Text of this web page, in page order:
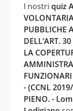
I nostri quiz
PUBBLICHE
DELL’ART.
LA
FUNZIONARI
- (CCNL
PIENO. -